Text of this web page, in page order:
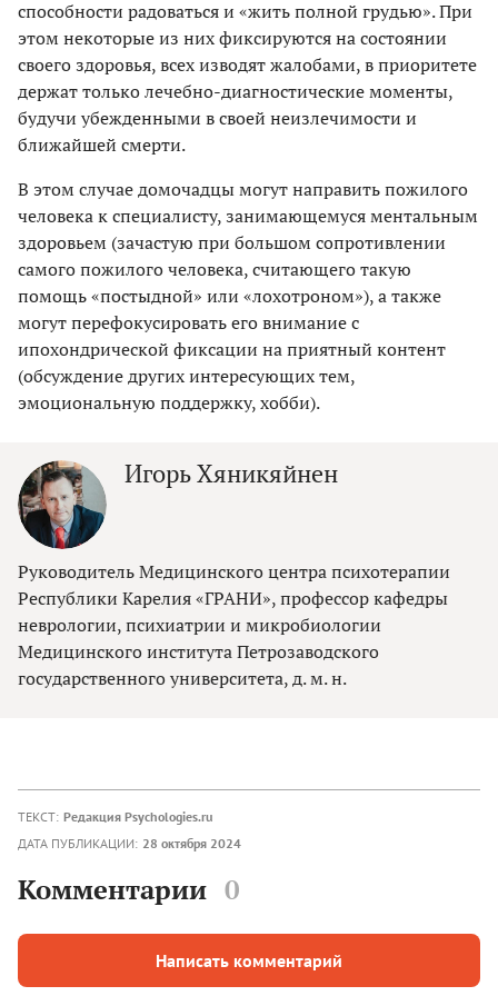
способности радоваться и «жить полной грудью». При
этом некоторые из них фиксируются на состоянии
своего здоровья, всех изводят жалобами, в приоритете
держат только лечебно-диагностические моменты,
будучи убежденными в своей неизлечимости и
ближайшей смерти.
В этом случае домочадцы могут направить пожилого
человека к специалисту, занимающемуся ментальным
здоровьем (зачастую при большом сопротивлении
самого пожилого человека, считающего такую
помощь «постыдной» или «лохотроном»), а также
могут перефокусировать его внимание с
ипохондрической фиксации на приятный контент
(обсуждение других интересующих тем,
эмоциональную поддержку, хобби).
Игорь Хяникяйнен
Руководитель Медицинского центра психотерапии
Республики Карелия «ГРАНИ», профессор кафедры
неврологии, психиатрии и микробиологии
Медицинского института Петрозаводского
государственного университета, д. м. н.
ТЕКСТ: Редакция Psychologies.ru
ДАТА ПУБЛИКАЦИИ: 28 октября 2024
Комментарии 0
Написать комментарий